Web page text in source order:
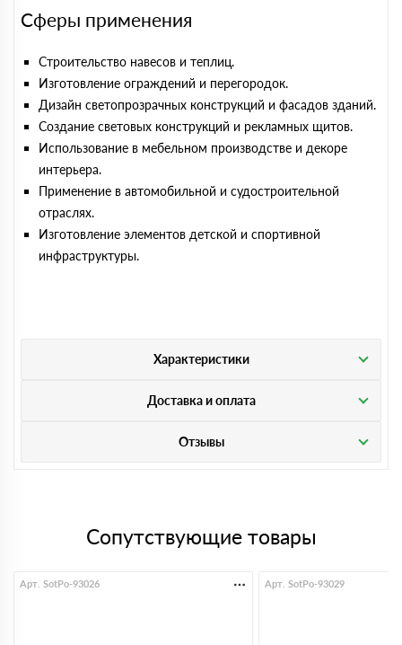
Сферы применения
Строительство навесов и теплиц.
Изготовление ограждений и перегородок.
Дизайн светопрозрачных конструкций и фасадов зданий.
Создание световых конструкций и рекламных щитов.
Использование в мебельном производстве и декоре
интерьера.
Применение в автомобильной и судостроительной
отраслях.
Изготовление элементов детской и спортивной
инфраструктуры.
Характеристики
Доставка и оплата
Отзывы
Сопутствующие товары
Арт. SotPo-93026 Арт. SotPo-93029